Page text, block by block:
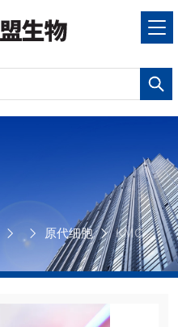
原代细胞
KMC